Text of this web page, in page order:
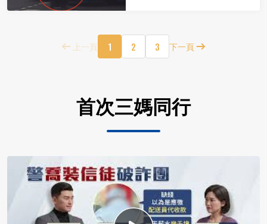
上一頁 1 2 3 下一頁
首次三媽同行